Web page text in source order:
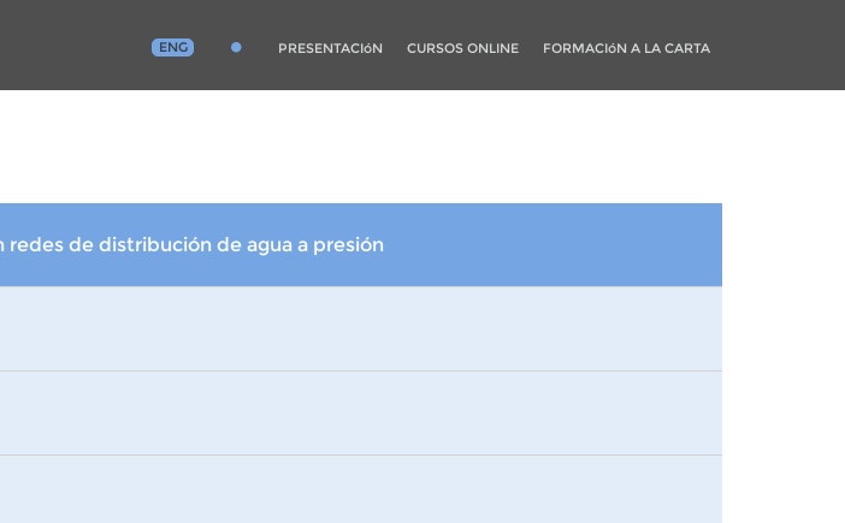
ENG PRESENTACIóN CURSOS ONLINE FORMACIóN A LA CARTA
de distribución de agua a presión